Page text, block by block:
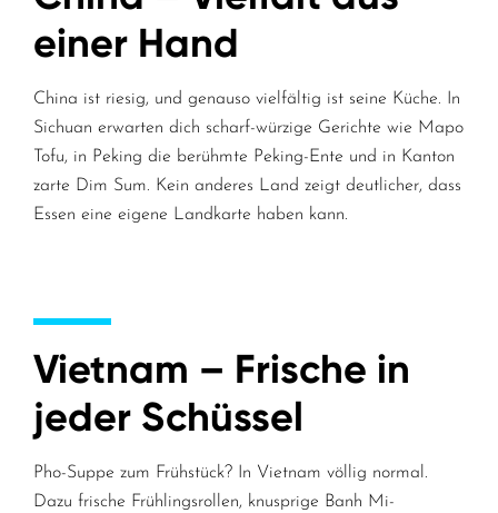
einer Hand
China ist riesig, und genauso vielfältig ist seine Küche. In
Sichuan erwarten dich scharf-würzige Gerichte wie Mapo
Tofu, in Peking die berühmte Peking-Ente und in Kanton
zarte Dim Sum. Kein anderes Land zeigt deutlicher, dass
Essen eine eigene Landkarte haben kann.
Vietnam – Frische in
jeder Schüssel
Pho-Suppe zum Frühstück? In Vietnam völlig normal.
Dazu frische Frühlingsrollen, knusprige Banh Mi-